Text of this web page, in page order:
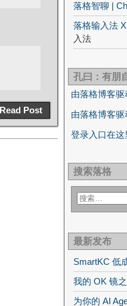
Read Post
落格智聊 |
落格输入法 X
入法
孔曰：有朋
由落格博客
由落格博客
登录入口在
搜索落格
最新发布
SmartKC 低
我的 OK 镜
为你的 AI